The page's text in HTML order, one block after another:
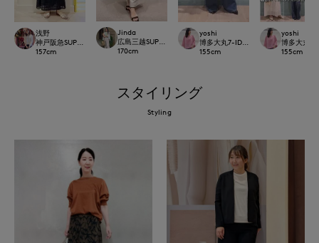
浅野
神戸阪急SUPERIORCLOSET
157cm
Jinda
広島三越SUPERIORCLOSET
170cm
yoshi
博多大丸7-IDconcept.
155cm
yoshi
博多大丸
155cm
スタイリング
Styling